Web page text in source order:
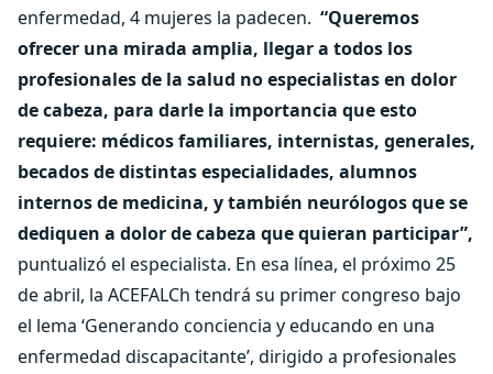
enfermedad, 4 mujeres la padecen. “Queremos
ofrecer una mirada amplia, llegar a todos los
profesionales de la salud no especialistas en dolor
de cabeza, para darle la importancia que esto
requiere: médicos familiares, internistas, generales,
becados de distintas especialidades, alumnos
internos de medicina, y también neurólogos que se
dediquen a dolor de cabeza que quieran participar”,
puntualizó el especialista. En esa línea, el próximo 25
de abril, la ACEFALCh tendrá su primer congreso bajo
el lema ‘Generando conciencia y educando en una
enfermedad discapacitante’, dirigido a profesionales